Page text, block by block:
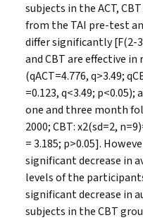
subjects in the ACT,
from the TAI pre-test
differ significantly [F(2-
and CBT are effective
(qACT=4.776, q>3.49;
=0.123, q<3.49;
one and three month
2000; CBT: x2(sd=2,
= 3.185; p>0.05].
significant decrease in
levels of the
significant decrease in
subjects in the CBT